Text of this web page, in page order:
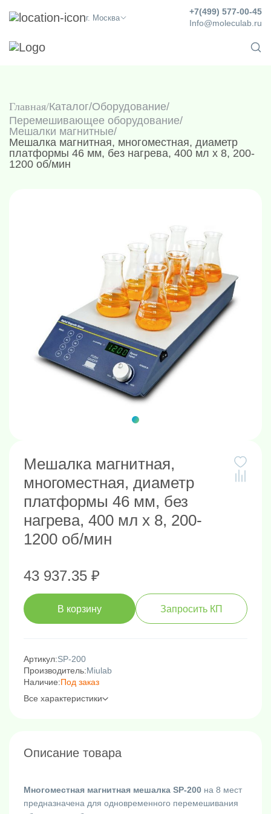
г. Москва
Info@moleculab.ru
+7(499) 577-00-45
Главная Каталог/Оборудование/
Перемешивающее оборудование/
Мешалки магнитные/
Мешалка магнитная, многоместная, диаметр
платформы 46 мм, без нагрева, 400 мл х 8, 200-
1200 об/мин
Мешалка магнитная,
многоместная, диаметр
платформы 46 мм, без
нагрева, 400 мл х 8, 200-
1200 об/мин
43 937.35 ₽
В корзину Запросить КП
Артикул:SP-200
Производитель:Miulab
Наличие:Под заказ
Все характеристики
Описание товара
Многоместная магнитная мешалка SP-200 на 8 мест
предназначена для одновременного перемешивания